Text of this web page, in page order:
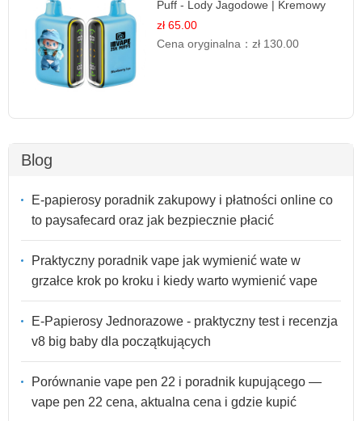
Puff - Lody Jagodowe | Kremowy
Smak
zł 65.00
Cena oryginalna：zł 130.00
Blog
E-papierosy poradnik zakupowy i płatności online co
to paysafecard oraz jak bezpiecznie płacić
Praktyczny poradnik vape jak wymienić wate w
grzałce krok po kroku i kiedy warto wymienić vape
E-Papierosy Jednorazowe - praktyczny test i recenzja
v8 big baby dla początkujących
Porównanie vape pen 22 i poradnik kupującego —
vape pen 22 cena, aktualna cena i gdzie kupić